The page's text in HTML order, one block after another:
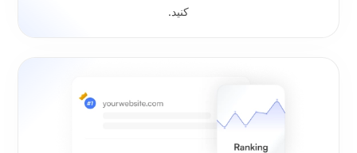
کنید.